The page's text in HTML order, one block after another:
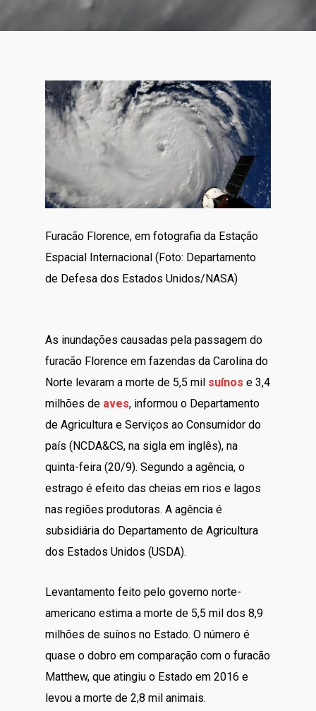
Furacão Florence, em fotografia da Estação
Espacial Internacional (Foto: Departamento
de Defesa dos Estados Unidos/NASA)
As inundações causadas pela passagem do
furacão Florence em fazendas da Carolina do
Norte levaram a morte de 5,5 mil suínos e 3,4
milhões de aves, informou o Departamento
de Agricultura e Serviços ao Consumidor do
país (NCDA&CS, na sigla em inglês), na
quinta-feira (20/9). Segundo a agência, o
estrago é efeito das cheias em rios e lagos
nas regiões produtoras. A agência é
subsidiária do Departamento de Agricultura
dos Estados Unidos (USDA).
Levantamento feito pelo governo norte-
americano estima a morte de 5,5 mil dos 8,9
milhões de suínos no Estado. O número é
quase o dobro em comparação com o furacão
Matthew, que atingiu o Estado em 2016 e
levou a morte de 2,8 mil animais.